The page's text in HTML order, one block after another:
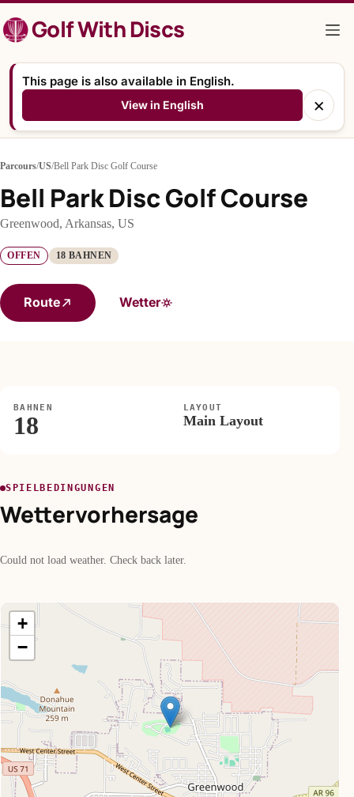
Inhalt
springenGolf With Discs
This page is also available in English.
View in English ×
Parcours/US/Bell Park Disc Golf Course
Bell Park Disc Golf Course
Greenwood, Arkansas, US
OFFEN 18 BAHNEN
Route Wetter
BAHNEN
18
LAYOUT
Main Layout
SPIELBEDINGUNGEN
Wettervorhersage
Could not load weather. Check back later.
+
−